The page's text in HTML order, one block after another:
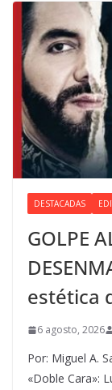
DESTACADAS
GOLPE
estética
6 agosto, 2026
Por: Miguel A.
«Doble Cara»: